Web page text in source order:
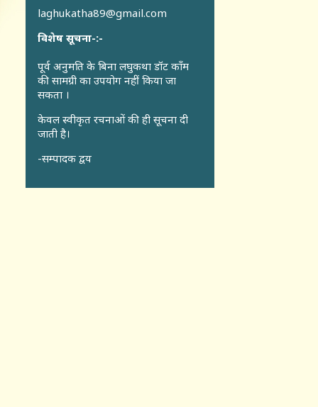
laghukatha89@gmail.com
विशेष सूचना-:-
पूर्व अनुमति के बिना लघुकथा डॉट कॉंम
की सामग्री का उपयोग नहीं किया जा
सकता ।
केवल स्वीकृत रचनाओं की ही सूचना दी
जाती है।
-सम्पादक द्वय